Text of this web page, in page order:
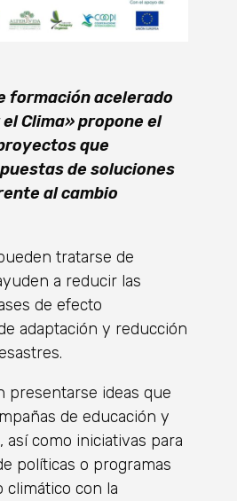
formación acelerado
Clima» propone el
que
de soluciones
al cambio
tratarse de
a reducir las
de efecto
adaptación y reducción
presentarse ideas que
de educación y
así como iniciativas para
políticas o programas
climático con la